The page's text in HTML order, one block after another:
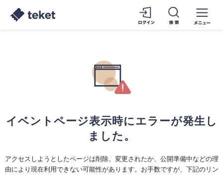
イベントページ表示時にエラーが発生し
ました。
アクセスしようとしたページは削除、変更されたか、公開準備中などの理
由により現在利用できない可能性があります。お手数ですが、下記のリン